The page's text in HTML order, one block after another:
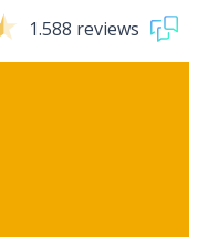
1.588 reviews